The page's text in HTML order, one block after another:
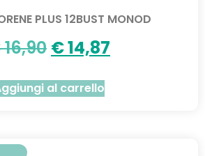
PLUS 12BUST MONOD
16,90 €14,87
al carrello